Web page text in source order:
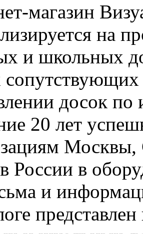
магазин
на
и школьных
сопутствующих
досок по
20 лет
Москвы,
России в
и